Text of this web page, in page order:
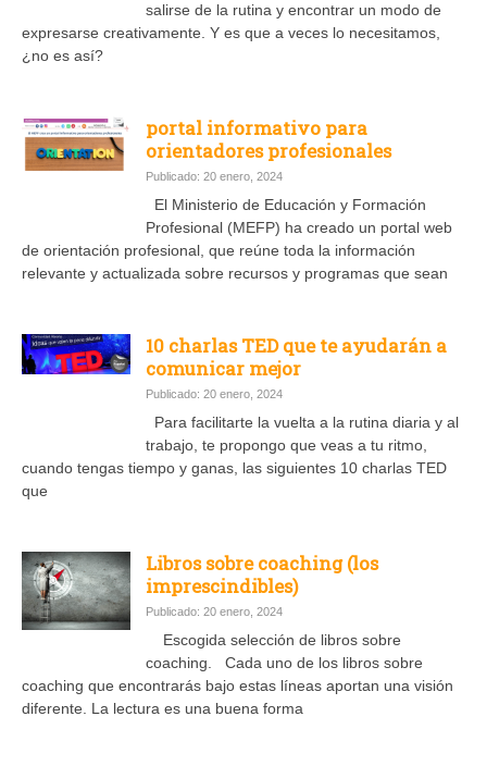
salirse de la rutina y encontrar un modo de
expresarse creativamente. Y es que a veces lo necesitamos,
¿no es así?
portal informativo para
orientadores profesionales
Publicado: 20 enero, 2024
El Ministerio de Educación y Formación
Profesional (MEFP) ha creado un portal web
de orientación profesional, que reúne toda la información
relevante y actualizada sobre recursos y programas que sean
10 charlas TED que te ayudarán a
comunicar mejor
Publicado: 20 enero, 2024
Para facilitarte la vuelta a la rutina diaria y al
trabajo, te propongo que veas a tu ritmo,
cuando tengas tiempo y ganas, las siguientes 10 charlas TED
que
Libros sobre coaching (los
imprescindibles)
Publicado: 20 enero, 2024
Escogida selección de libros sobre
coaching. Cada uno de los libros sobre
coaching que encontrarás bajo estas líneas aportan una visión
diferente. La lectura es una buena forma